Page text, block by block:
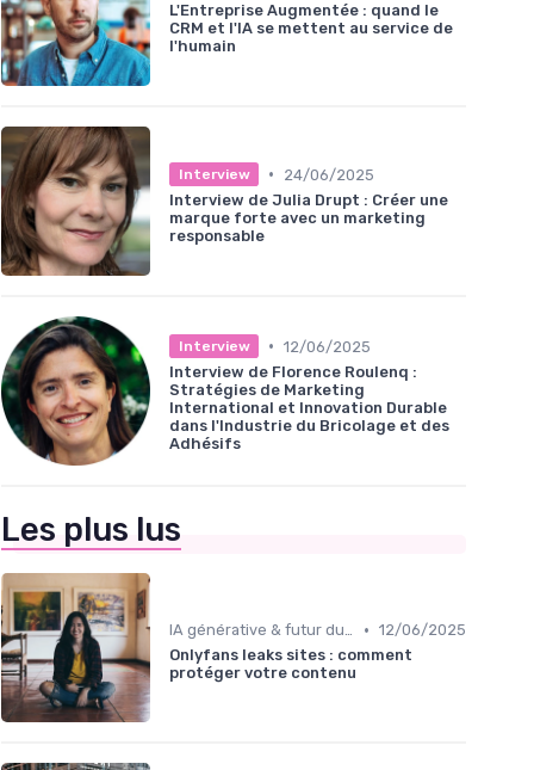
L'Entreprise Augmentée : quand le
CRM et l'IA se mettent au service de
l'humain
Interview •
24/06/2025
Interview de Julia Drupt : Créer une
marque forte avec un marketing
responsable
Interview • 12/06/2025
Interview de Florence Roulenq :
Stratégies de Marketing
International et Innovation Durable
dans l'Industrie du Bricolage et des
Adhésifs
Les plus lus
IA générative & futur du marketing • 12/06/2025
Onlyfans leaks sites : comment
protéger votre contenu